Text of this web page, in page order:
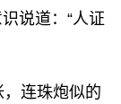
说道：“人证
连珠炮似的